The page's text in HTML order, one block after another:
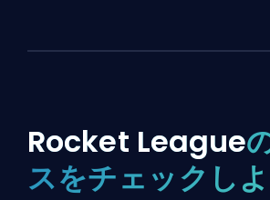
Rocket League
スをチェックし